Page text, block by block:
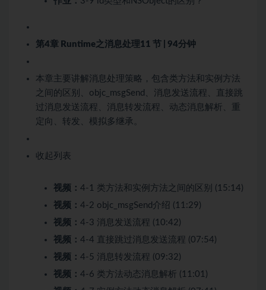
第4章 Runtime之消息处理11 节 | 94分钟
本章主要讲解消息处理策略，包含类方法和实例方法
之间的区别、objc_msgSend、消息发送流程、直接跳
过消息发送流程、消息转发流程、动态消息解析、重
定向、转发、模拟多继承。
收起列表
视频： 4-1 类方法和实例方法之间的区别 (15:14)
视频： 4-2 objc_msgSend介绍 (11:29)
视频： 4-3 消息发送流程 (10:42)
视频： 4-4 直接跳过消息发送流程 (07:54)
视频： 4-5 消息转发流程 (09:32)
视频： 4-6 类方法动态消息解析 (11:01)